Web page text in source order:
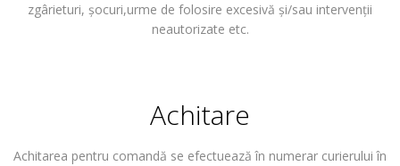
zgârieturi, șocuri,urme de folosire excesivă și/sau intervenții
neautorizate etc.
Achitare
Achitarea pentru comandă se efectuează în numerar curierului în